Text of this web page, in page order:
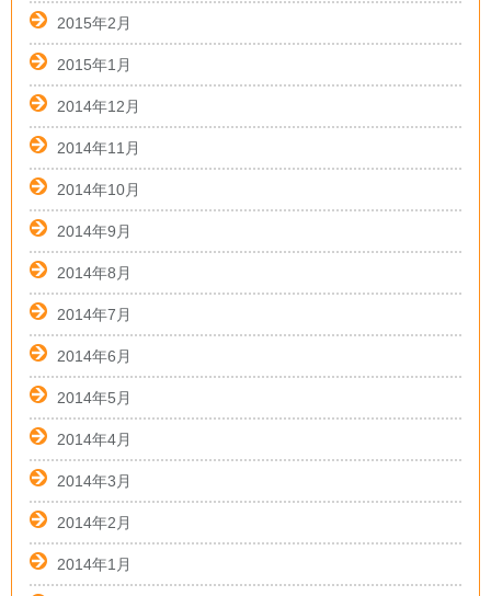
2015年2月
2015年1月
2014年12月
2014年11月
2014年10月
2014年9月
2014年8月
2014年7月
2014年6月
2014年5月
2014年4月
2014年3月
2014年2月
2014年1月